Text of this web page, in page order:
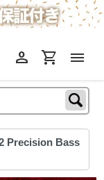
menu
shopping_cart
person
Precision Bass